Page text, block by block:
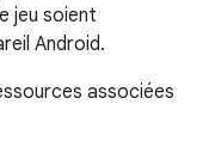
jeu soient
Android.
associées